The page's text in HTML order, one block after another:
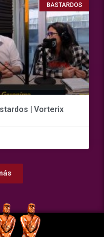
BASTARDOS
| Vorterix